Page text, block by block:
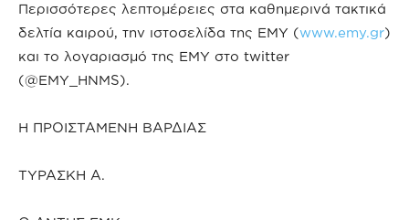
Περισσότερες λεπτομέρειες στα καθημερινά τακτικά
δελτία καιρού, την ιστοσελίδα της ΕΜΥ (www.emy.gr)
και το λογαριασμό της ΕΜΥ στο twitter
(@EMY_HNMS).
Η ΠΡΟΙΣΤΑΜΕΝΗ ΒΑΡΔΙΑΣ
ΤΥΡΑΣΚΗ Α.